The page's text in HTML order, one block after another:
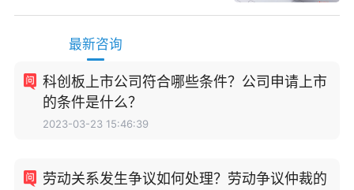
最新咨询
科创板上市公司符合哪些条件？公司申请上市
的条件是什么？
2023-03-23 15:46:39
劳动关系发生争议如何处理？劳动争议仲裁的